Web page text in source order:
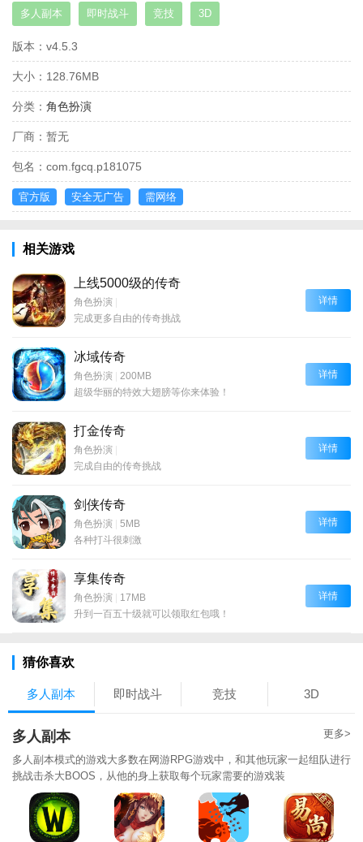
多人副本 即时战斗 竞技 3D
版本： v4.5.3
大小： 128.76MB
分类： 角色扮演
厂商： 暂无
包名： com.fgcq.p181075
官方版 安全无广告 需网络
相关游戏
上线5000级的传奇
角色扮演 |
完成更多自由的传奇挑战
详情
冰域传奇
角色扮演 | 200MB
超级华丽的特效大翅膀等你来体验！
详情
打金传奇
角色扮演 |
完成自由的传奇挑战
详情
剑侠传奇
角色扮演 | 5MB
各种打斗很刺激
详情
享集传奇
角色扮演 | 17MB
升到一百五十级就可以领取红包哦！
详情
猜你喜欢
多人副本 即时战斗 竞技 3D
多人副本 更多>
多人副本模式的游戏大多数在网游RPG游戏中，和其他玩家一起组队进行
挑战击杀大BOOS，从他的身上获取每个玩家需要的游戏装